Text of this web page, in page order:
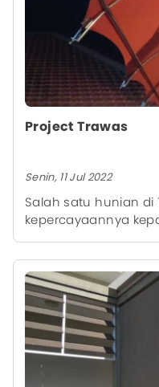
Project Trawas
Senin, 11 Jul 2022
Salah satu hunian di
kepercayaannya
kanopi di salah satu